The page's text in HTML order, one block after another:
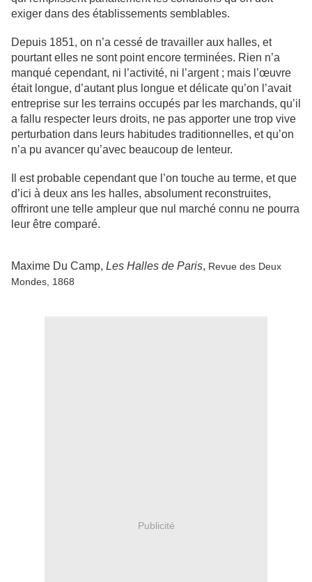
exiger dans des établissements semblables.
Depuis 1851, on n’a cessé de travailler aux halles, et
pourtant elles ne sont point encore terminées. Rien n’a
manqué cependant, ni l’activité, ni l’argent ; mais l’œuvre
était longue, d’autant plus longue et délicate qu’on l’avait
entreprise sur les terrains occupés par les marchands, qu’il
a fallu respecter leurs droits, ne pas apporter une trop vive
perturbation dans leurs habitudes traditionnelles, et qu’on
n’a pu avancer qu’avec beaucoup de lenteur.
Il est probable cependant que l’on touche au terme, et que
d’ici à deux ans les halles, absolument reconstruites,
offriront une telle ampleur que nul marché connu ne pourra
leur être comparé.
Maxime Du Camp, Les Halles de Paris, Revue des Deux
Mondes, 1868
Publicité